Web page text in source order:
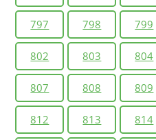
797 798 799
802 803 804
807 808 809
812 813 814